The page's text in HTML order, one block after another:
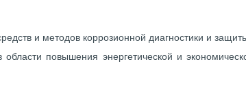
и методов коррозионной диагностики и
повышения энергетической и